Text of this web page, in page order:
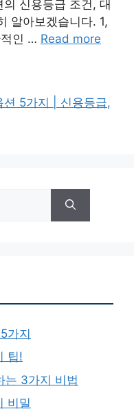
신용등급 조건, 대
알아보겠습니다. 1,
인 … Read more
션 5가지 | 신용등급,
가지
팁!
는 3가지 비법
비밀